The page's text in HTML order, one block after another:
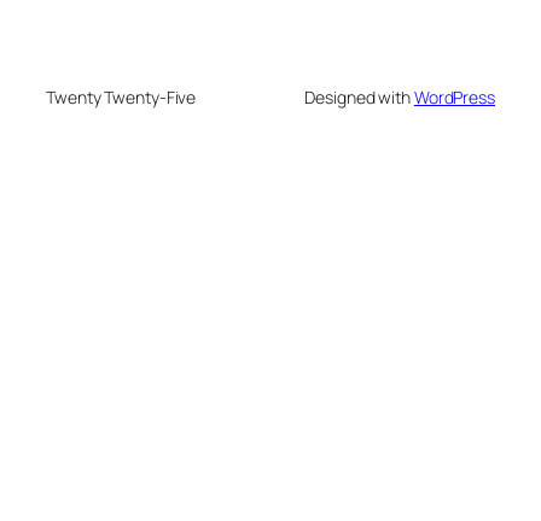
Twenty Twenty-Five Designed withWordPress